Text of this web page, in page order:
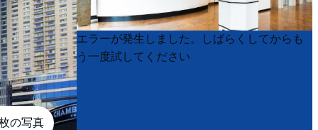
の写真
Product
List
Product
List
エラーが発生しました。しばらくしてからも
う一度試してください